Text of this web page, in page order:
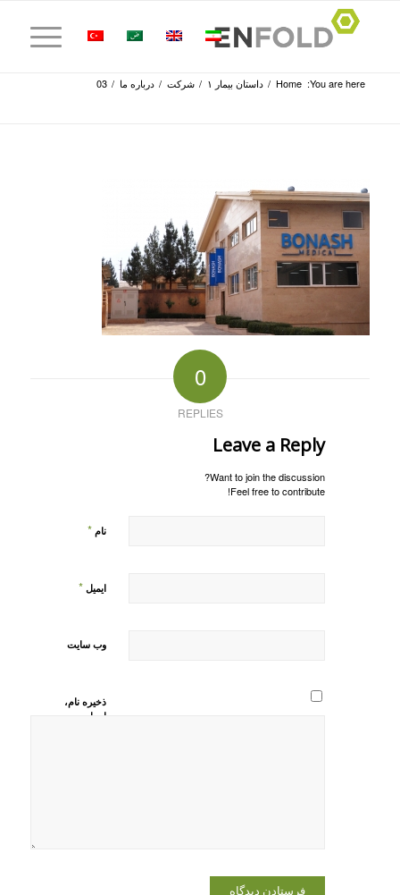
You are here:
Home
/ داستان بیمار ۱ / شرکت / درباره ما /
03
0
REPLIES
Leave a Reply
Want to join the discussion?
Feel free to contribute!
نام *
ایمیل *
وب‌ سایت
ذخیره نام،
ایمیل و